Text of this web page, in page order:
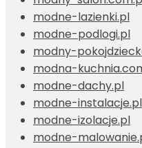
modne-lazienki.pl
modne-podlogi.pl
modny-
modna-
modne-dachy.pl
modne-instalacje.pl
modne-izolacje.pl
modne-